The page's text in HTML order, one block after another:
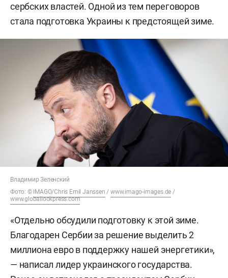
сербских властей. Одной из тем переговоров
стала подготовка Украины к предстоящей зиме.
Владимир Зеленский
Фото: © IMAGO/Chris Emil Janssen /www.imago-images.de /
www.globallookpress.com
«Отдельно обсудили подготовку к этой зиме.
Благодарен Сербии за решение выделить 2
миллиона евро в поддержку нашей энергетики»,
— написал лидер украинского государства.